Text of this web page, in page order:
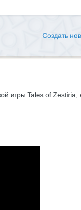
Создать
игры Tales of Zestiria,